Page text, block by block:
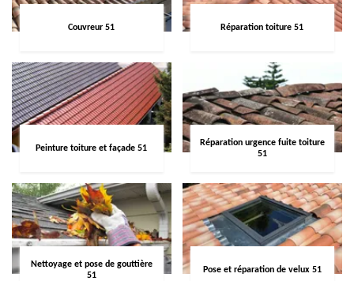
Couvreur 51 Réparation toiture 51
Peinture toiture et façade 51
Réparation urgence fuite toiture
51
Nettoyage et pose de gouttière
51
Pose et réparation de velux 51